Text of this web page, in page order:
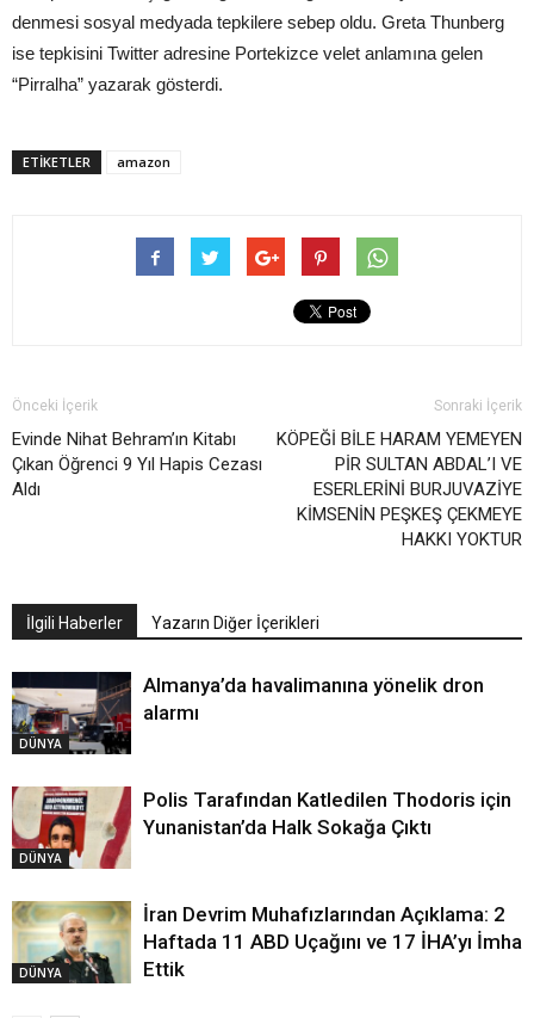
denmesi sosyal medyada tepkilere sebep oldu. Greta Thunberg
ise tepkisini Twitter adresine Portekizce velet anlamına gelen
“Pirralha” yazarak gösterdi.
ETIKETLER amazon
Önceki İçerik
Evinde Nihat Behram’ın Kitabı
Çıkan Öğrenci 9 Yıl Hapis Cezası
Aldı
Sonraki İçerik
KÖPEĞİ BİLE HARAM YEMEYEN
PİR SULTAN ABDAL’I VE
ESERLERİNİ BURJUVAZİYE
KİMSENİN PEŞKEŞ ÇEKMEYE
HAKKI YOKTUR
İlgili Haberler Yazarın Diğer İçerikleri
DÜNYA
Almanya’da havalimanına yönelik dron
alarmı
DÜNYA
Polis Tarafından Katledilen Thodoris için
Yunanistan’da Halk Sokağa Çıktı
DÜNYA
İran Devrim Muhafızlarından Açıklama: 2
Haftada 11 ABD Uçağını ve 17 İHA’yı İmha
Ettik